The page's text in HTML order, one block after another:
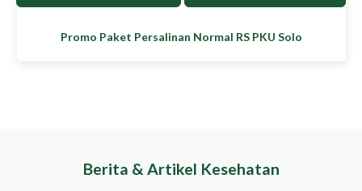
Promo Paket Persalinan Normal RS PKU Solo
Berita & Artikel Kesehatan